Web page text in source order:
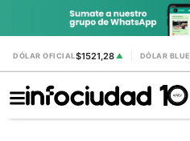
DÓLAR OFICIAL$1521,28 ▲ DÓLAR BLUE